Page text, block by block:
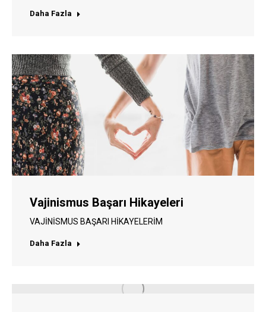
Daha Fazla
Vajinismus Başarı Hikayeleri
VAJİNİSMUS BAŞARI HİKAYELERİM
Daha Fazla